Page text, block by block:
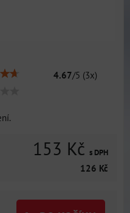
4.67/5 (3x)
153 Kč s DPH
126 Kč